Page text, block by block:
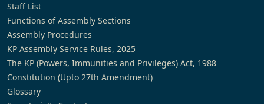
Staff List
Functions of Assembly Sections
Assembly Procedures
KP Assembly Service Rules, 2025
The KP (Powers, Immunities and Privileges) Act, 1988
Constitution (Upto 27th Amendment)
Glossary